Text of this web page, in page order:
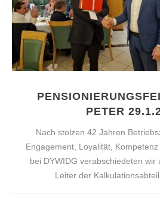
PETER
Nach stolzen 42 Jahren
Engagement, Loyalität,
bei DYWIDG verabschiedeten wir
Leiter der